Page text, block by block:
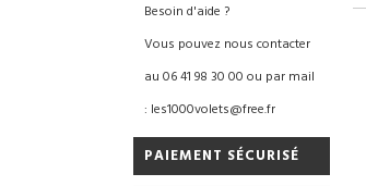
Besoin d'aide ?
Vous pouvez nous contacter
au 06 41 98 30 00 ou par mail
: les1000volets@free.fr
PAIEMENT SÉCURISÉ